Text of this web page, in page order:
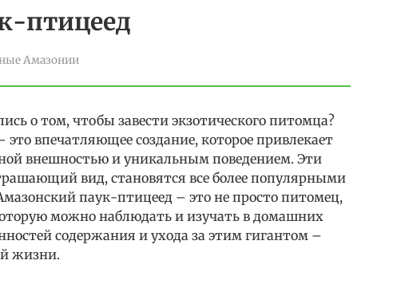
птицеед
Амазонии
о том, чтобы завести экзотического питомца?
впечатляющее создание, которое привлекает
внешностью и уникальным поведением. Эти
вид, становятся все более популярными
паук-птицеед – это не просто питомец,
можно наблюдать и изучать в домашних
содержания и ухода за этим гигантом –
жизни.